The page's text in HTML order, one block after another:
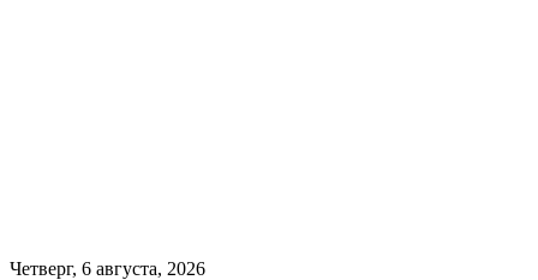
Четверг, 6 августа, 2026